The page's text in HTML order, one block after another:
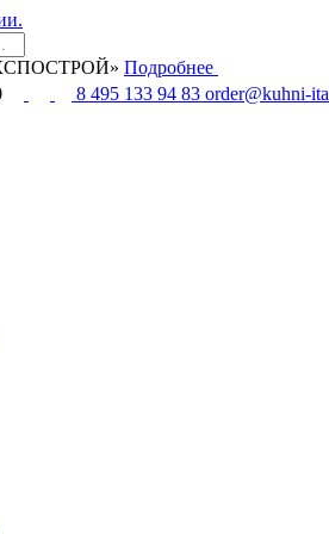
Подробнее
8 495 133 94 83 order@kuhni-